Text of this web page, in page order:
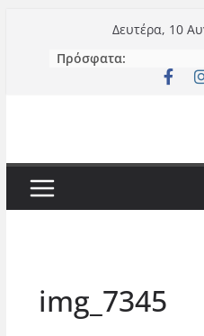
περιεχόμενο
Δευτέρα, 10
Πρόσφατα:
img_7345